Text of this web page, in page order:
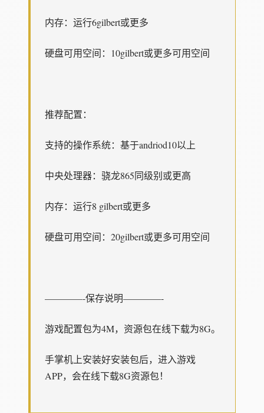
内存：运行6gilbert或更多
硬盘可用空间：10gilbert或更多可用空间
推荐配置：
支持的操作系统：基于andriod10以上
中央处理器：骁龙865同级别或更高
内存：运行8 gilbert或更多
硬盘可用空间：20gilbert或更多可用空间
————-保存说明————-
游戏配置包为4M，资源包在线下载为8G。
手掌机上安装好安装包后，进入游戏
APP，会在线下载8G资源包！